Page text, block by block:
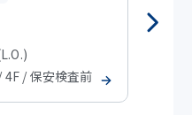
4F / 保安検査前